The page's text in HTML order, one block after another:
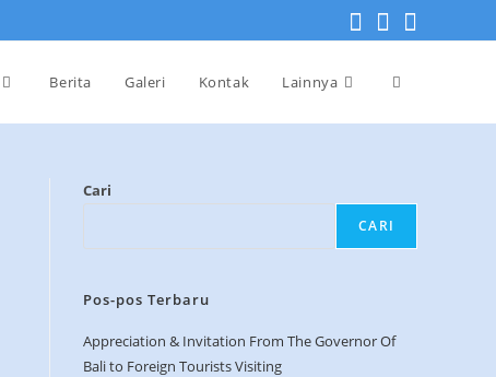
Berita Galeri Kontak Lainnya
Cari
CARI
Pos-pos Terbaru
Appreciation & Invitation From The Governor Of
Bali to Foreign Tourists Visiting